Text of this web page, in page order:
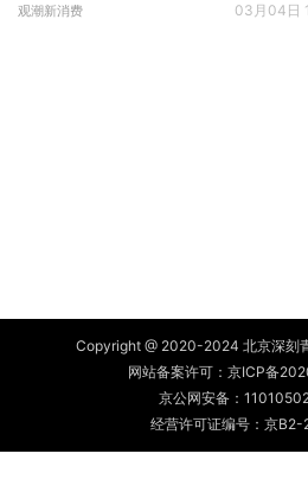
观潮新消费 03月04日
Copyright @ 2020-2024 北京深刻
网站备案许可： 京ICP备
京公网安备：
经营许可证编号：京